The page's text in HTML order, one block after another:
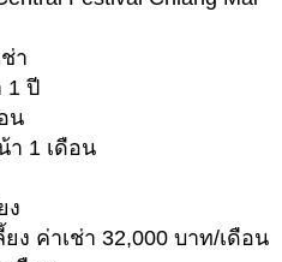
า
ปี
น
า 1 เดือน
ง
ง ค่าเช่า 32,000 บาท/เดือน